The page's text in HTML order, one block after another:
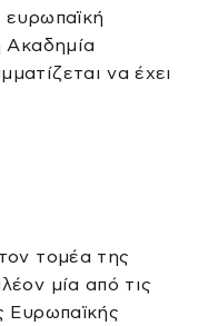
Ακαδημία
να έχει
τομέα της
μία από τις
Ευρωπαϊκής